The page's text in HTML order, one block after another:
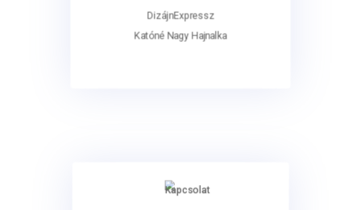
DizájnExpressz
Katóné Nagy Hajnalka